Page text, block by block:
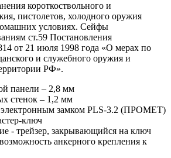
короткоствольного и
пистолетов, холодного оружия
условиях. Сейфы
ст.59 Постановления
от 21 июля 1998 года «О мерах по
и служебного оружия и
РФ».
панели – 2,8 мм
стенок – 1,2 мм
электронным замком PLS-3.2 (ПРОМЕТ)
ключ
- трейзер, закрывающийся на ключ
анкерного крепления к